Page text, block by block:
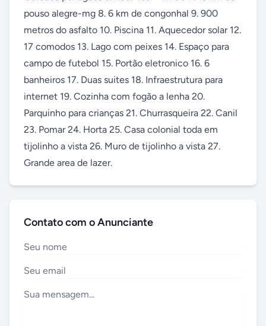
pouso alegre-mg 8. 6 km de congonhal 9. 900
metros do asfalto 10. Piscina 11. Aquecedor solar 12.
17 comodos 13. Lago com peixes 14. Espaço para
campo de futebol 15. Portão eletronico 16. 6
banheiros 17. Duas suites 18. Infraestrutura para
internet 19. Cozinha com fogão a lenha 20.
Parquinho para crianças 21. Churrasqueira 22. Canil
23. Pomar 24. Horta 25. Casa colonial toda em
tijolinho a vista 26. Muro de tijolinho a vista 27.
Grande area de lazer.
Contato com o Anunciante